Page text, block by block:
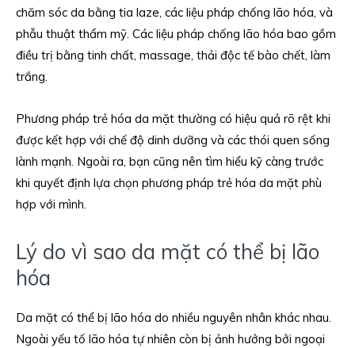
chăm sóc da bằng tia laze, các liệu pháp chống lão hóa, và
phẫu thuật thẩm mỹ. Các liệu pháp chống lão hóa bao gồm
điều trị bằng tinh chất, massage, thải độc tế bào chết, làm
trắng.
Phương pháp trẻ hóa da mặt thường có hiệu quả rõ rệt khi
được kết hợp với chế độ dinh dưỡng và các thói quen sống
lành mạnh. Ngoài ra, bạn cũng nên tìm hiểu kỹ càng trước
khi quyết định lựa chọn phương pháp trẻ hóa da mặt phù
hợp với mình.
Lý do vì sao da mặt có thể bị lão
hóa
Da mặt có thể bị lão hóa do nhiều nguyên nhân khác nhau.
Ngoài yếu tố lão hóa tự nhiên còn bị ảnh hưởng bởi ngoại